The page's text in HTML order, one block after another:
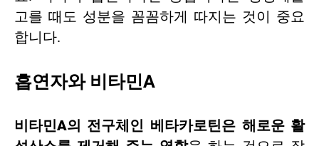
고를 때도 성분을 꼼꼼하게 따지는 것이 중요
합니다.
흡연자와 비타민A
비타민A의 전구체인 베타카로틴은 해로운 활